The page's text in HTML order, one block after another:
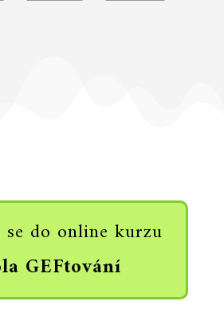
do online kurzu
la GEFtování